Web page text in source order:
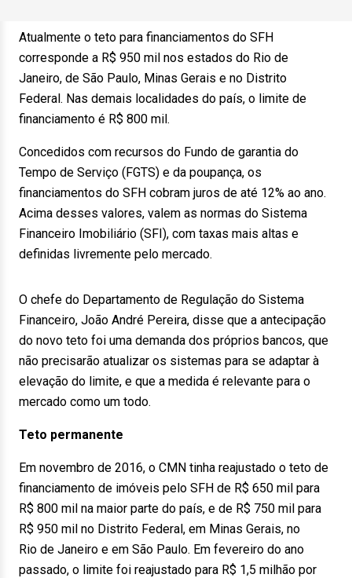
Atualmente o teto para financiamentos do SFH
corresponde a R$ 950 mil nos estados do Rio de
Janeiro, de São Paulo, Minas Gerais e no Distrito
Federal. Nas demais localidades do país, o limite de
financiamento é R$ 800 mil.
Concedidos com recursos do Fundo de garantia do
Tempo de Serviço (FGTS) e da poupança, os
financiamentos do SFH cobram juros de até 12% ao ano.
Acima desses valores, valem as normas do Sistema
Financeiro Imobiliário (SFI), com taxas mais altas e
definidas livremente pelo mercado.
O chefe do Departamento de Regulação do Sistema
Financeiro, João André Pereira, disse que a antecipação
do novo teto foi uma demanda dos próprios bancos, que
não precisarão atualizar os sistemas para se adaptar à
elevação do limite, e que a medida é relevante para o
mercado como um todo.
Teto permanente
Em novembro de 2016, o CMN tinha reajustado o teto de
financiamento de imóveis pelo SFH de R$ 650 mil para
R$ 800 mil na maior parte do país, e de R$ 750 mil para
R$ 950 mil no Distrito Federal, em Minas Gerais, no
Rio de Janeiro e em São Paulo. Em fevereiro do ano
passado, o limite foi reajustado para R$ 1,5 milhão por